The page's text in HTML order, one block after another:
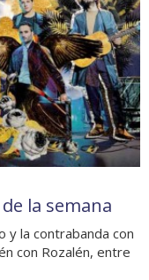
la semana
y la contrabanda con
con Rozalén, entre